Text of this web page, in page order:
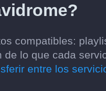
compatibles:
de lo que cada
entre los